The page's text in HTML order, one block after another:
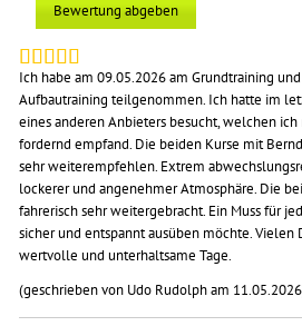
Bewertung abgeben
Ich habe am 09.05.2026 am Grundtraining
Aufbautraining teilgenommen. Ich hatte im
eines anderen Anbieters besucht, welchen
fordernd empfand. Die beiden Kurse mit
sehr weiterempfehlen. Extrem
lockerer und angenehmer Atmosphäre. Die
fahrerisch sehr weitergebracht. Ein Muss für
sicher und entspannt ausüben möchte. Vielen
wertvolle und unterhaltsame Tage.
(geschrieben von Udo Rudolph am